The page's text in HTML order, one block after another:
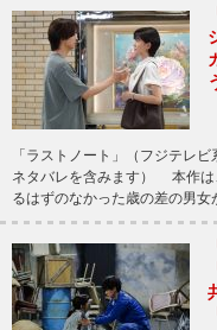
「ラストノート」（フジテレ
ネタバレを含みます） 本作は
るはずのなかった歳の差の男